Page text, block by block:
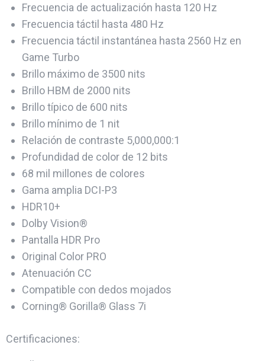
Frecuencia de actualización hasta 120 Hz
Frecuencia táctil hasta 480 Hz
Frecuencia táctil instantánea hasta 2560 Hz en
Game Turbo
Brillo máximo de 3500 nits
Brillo HBM de 2000 nits
Brillo típico de 600 nits
Brillo mínimo de 1 nit
Relación de contraste 5,000,000:1
Profundidad de color de 12 bits
68 mil millones de colores
Gama amplia DCI-P3
HDR10+
Dolby Vision®
Pantalla HDR Pro
Original Color PRO
Atenuación CC
Compatible con dedos mojados
Corning® Gorilla® Glass 7i
Certificaciones: